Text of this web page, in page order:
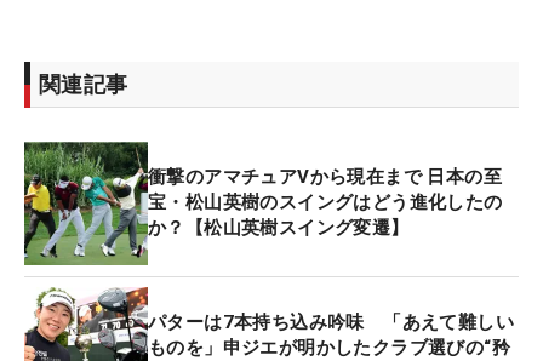
関連記事
衝撃のアマチュアVから現在まで 日本の至
宝・松山英樹のスイングはどう進化したの
か？【松山英樹スイング変遷】
パターは7本持ち込み吟味 「あえて難しい
ものを」申ジエが明かしたクラブ選びの“矜